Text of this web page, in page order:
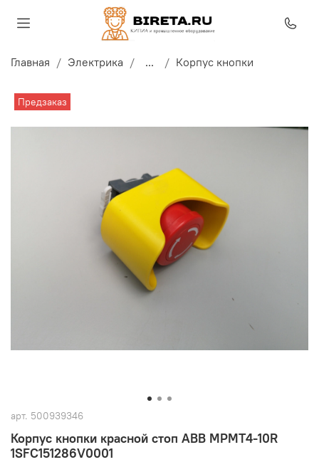
Главная Электрика ... Корпус кнопки
Предзаказ
арт. 500939346
Корпус кнопки красной стоп ABB MPMT4-10R
1SFC151286V0001